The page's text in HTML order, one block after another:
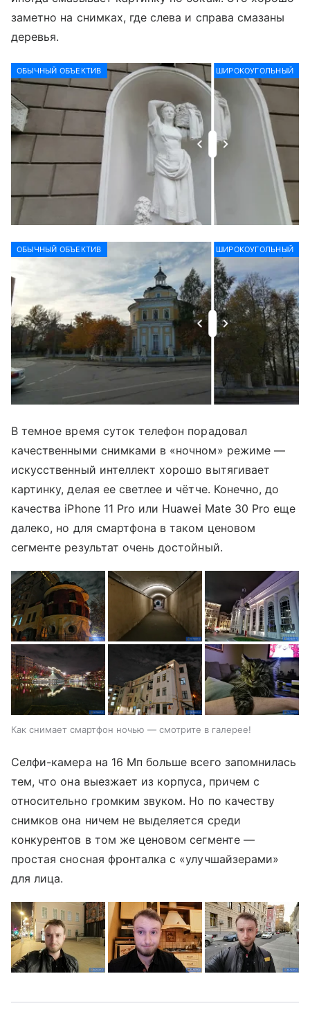
заметно на снимках, где слева и справа смазаны
деревья.
ОБЫЧНЫЙ ОБЪЕКТИВ ШИРОКОУГОЛЬНЫЙ
ОБЫЧНЫЙ ОБЪЕКТИВ ШИРОКОУГОЛЬНЫЙ
В темное время суток телефон порадовал
качественными снимками в «ночном» режиме —
искусственный интеллект хорошо вытягивает
картинку, делая ее светлее и чётче. Конечно, до
качества iPhone 11 Pro или Huawei Mate 30 Pro еще
далеко, но для смартфона в таком ценовом
сегменте результат очень достойный.
Как снимает смартфон ночью — смотрите в галерее!
Селфи-камера на 16 Мп больше всего запомнилась
тем, что она выезжает из корпуса, причем с
относительно громким звуком. Но по качеству
снимков она ничем не выделяется среди
конкурентов в том же ценовом сегменте —
простая сносная фронталка с «улучшайзерами»
для лица.